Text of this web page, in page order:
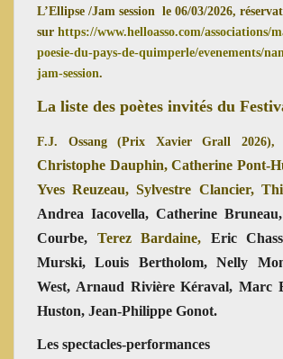
L’Ellipse /Jam session le 06/03/2026,
sur https://www.helloasso.com/associations/
poesie-du-pays-de-quimperle/evenements/
jam-session.
La liste des poètes invités du
F.J. Ossang (Prix Xavier Grall 2026),
Christophe Dauphin, Catherine Pont-
Yves Reuzeau, Sylvestre Clancier,
Andrea Iacovella, Catherine
Courbe, Terez Bardaine, Eric
Murski, Louis Bertholom, Nelly
West, Arnaud Rivière Kéraval, Marc
Huston, Jean-Philippe Gonot.
Les spectacles-performances